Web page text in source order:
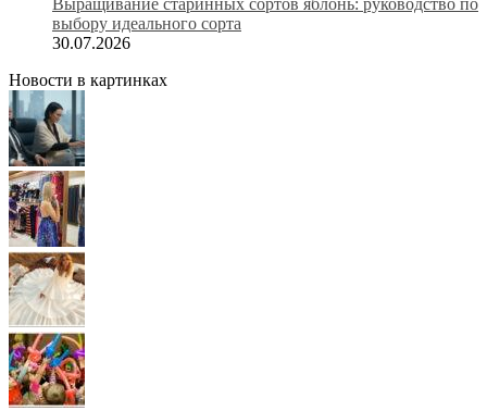
Выращивание старинных сортов яблонь: руководство по
выбору идеального сорта
30.07.2026
Новости в картинках